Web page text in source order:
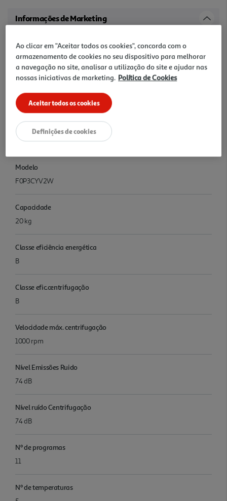
Informações de Marketing
TurboWashT Limpeza Rápida com TurboWashT. 6MotionDD
Lavagem para todos os tipos de tecido. SteamT Elimina 99,9% dos
alérgenos dos seus tecidos. Maior durabilidade - O vidro temperado
garante uma maior durabilidade.
Características
Marca
LG
Modelo
F0P3CYV2W
Capacidade
20 kg
Classe eficiência energética
B
Classe efic.centrifugação
B
Velocidade máx. centrifugação
1000 rpm
Nível Emissões Ruido
74 dB
Nível ruído Centrifugação
74 dB
Nº de programas
11
Nº de temperaturas
Ao clicar em "Aceitar todos os cookies", concorda com o
armazenamento de cookies no seu dispositivo para melhorar
a navegação no site, analisar a utilização do site e ajudar nas
nossas iniciativas de marketing. Política de Cookies
Aceitar todos os cookies
Definições de cookies